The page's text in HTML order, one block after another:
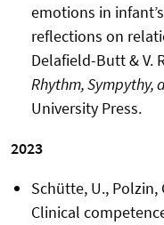
emotions in
reflections on
Delafield-Butt & V.
Rhythm, Sympythy,
University Press.
2023
Schütte, U., Polzin,
Clinical